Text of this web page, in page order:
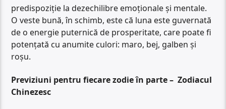
predispoziție la dezechilibre emoționale și mentale.
O veste bună, în schimb, este că luna este guvernată
de o energie puternică de prosperitate, care poate fi
potențată cu anumite culori: maro, bej, galben și
roșu.
Previziuni pentru fiecare zodie în parte – Zodiacul
Chinezesc